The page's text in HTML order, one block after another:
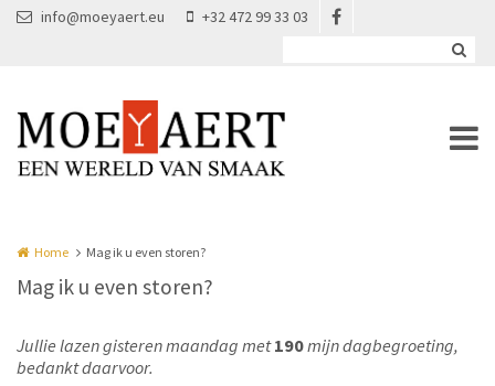
Overslaan en naar de inhoud gaan
info@moeyaert.eu +32 472 99 33 03
Home Mag ik u even storen?
Mag ik u even storen?
Jullie lazen gisteren maandag met190mijn dagbegroeting,
bedankt daarvoor.